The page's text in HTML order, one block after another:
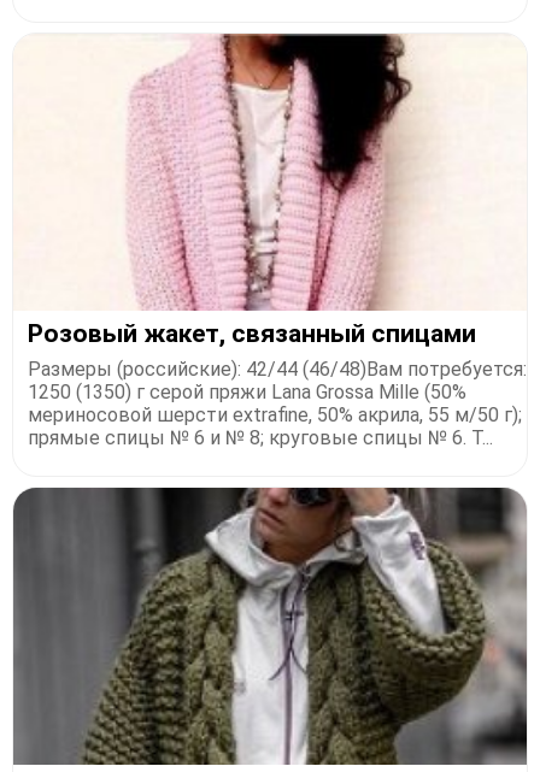
Розовый жакет, связанный спицами
Размеры (российские): 42/44 (46/48)Вам потребуется:
1250 (1350) г серой пряжи Lаnа Grоssа Мillе (50%
мериносовой шерсти ехtrаfinе, 50% акрила, 55 м/50 г);
прямые спицы № 6 и № 8; круговые спицы № 6. Т...